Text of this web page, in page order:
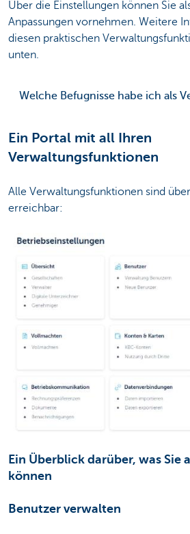
Über die Einstellungen können Sie
Anpassungen vornehmen. Weitere
diesen praktischen
unten.
Welche Befugnisse habe ich als
Ein Portal mit all Ihren
Verwaltungsfunktionen
Alle Verwaltungsfunktionen sind
erreichbar:
Ein Überblick darüber, was Sie
können
Benutzer verwalten